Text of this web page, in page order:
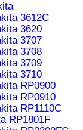
3612C
3620
3707
3708
3709
3710
RP0900
RP0910
RP1110C
RP1801F